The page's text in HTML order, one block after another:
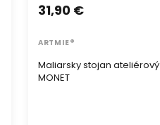
Maliarsky stojan ateliérový
MONET
31,90 €
ARTMIE®